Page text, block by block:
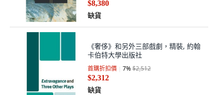
$8,380
缺貨
《奢侈》和另外三部戲劇，精裝, 約翰
卡伯特大學出版社
首購折扣價 7%$2,512
$2,312
缺貨